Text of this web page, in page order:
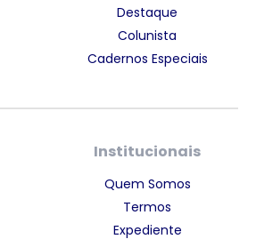
Destaque
Colunista
Cadernos Especiais
Institucionais
Quem Somos
Termos
Expediente